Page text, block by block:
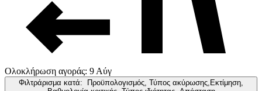
Ολοκλήρωση αγοράς: 9 Αύγ
Φιλτράρισμα κατά: Προϋπολογισμός, Τύπος ακύρωσης,Εκτίμηση,